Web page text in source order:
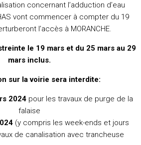
concernant l’adduction d’eau
vont commencer à compter du 19
l’accès à MORANCHE.
le 19 mars et du 25 mars au 29
mars inclus.
sur la voirie sera interdite:
2024pour les travaux de purge de la
falaise
(y compris les week-ends et jours
de canalisation avec trancheuse